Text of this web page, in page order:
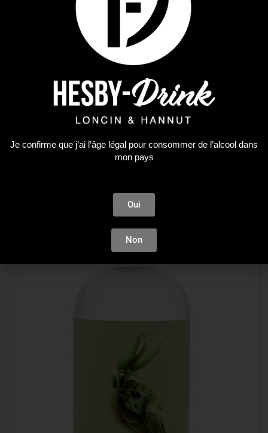
0 Alcool
Lyre’s Italian Spritz
Je confirme que j’ai l’âge légal pour consommer de l’alcool dans
mon pays
Oui
Non